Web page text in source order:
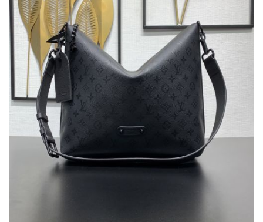
ー
管
せ
yoyocopys@gmail.com
2026人気特集
バッグ
財布
時計
服
ズボン
衣装セット
靴
住まい用品
アクセサリー
ベルト
スカーフ
アイフォーンケ
ース
小物
2026春の新作続々更新中！期間中のご注文でお得な割引をご利用いただ
新作入荷！ルイ・ヴィトンスーパーコピー バッグ最新モデルが登場。